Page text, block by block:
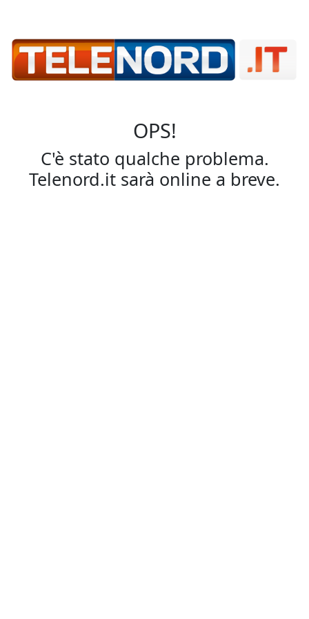
OPS!
C'è stato qualche problema.
Telenord.it sarà online a breve.